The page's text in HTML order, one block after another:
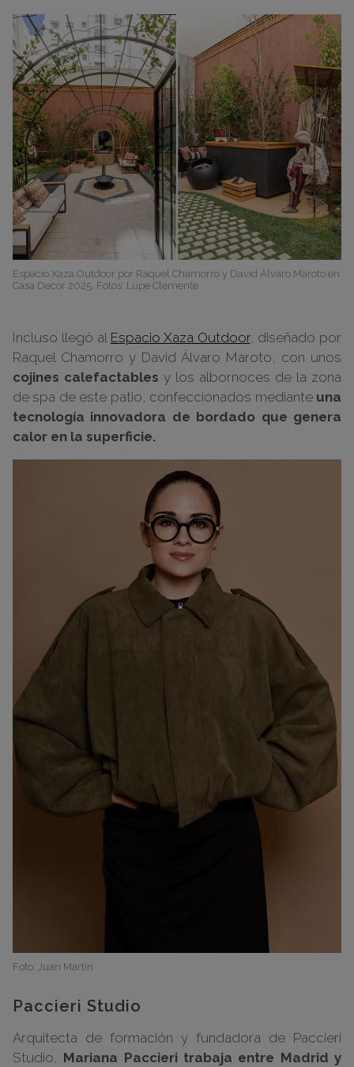
Espacio Xaza Outdoor por Raquel Chamorro y David Álvaro Maroto en
Casa Decor 2025. Fotos: Lupe Clemente
Incluso llegó al Espacio Xaza Outdoor, diseñado por
Raquel Chamorro y David Álvaro Maroto, con unos
cojines calefactables y los albornoces de la zona
de spa de este patio, confeccionados mediante una
tecnología innovadora de bordado que genera
calor en la superficie.
Foto: Juan Martín
Paccieri Studio
Arquitecta de formación y fundadora de Paccieri
Studio, Mariana Paccieri trabaja entre Madrid y